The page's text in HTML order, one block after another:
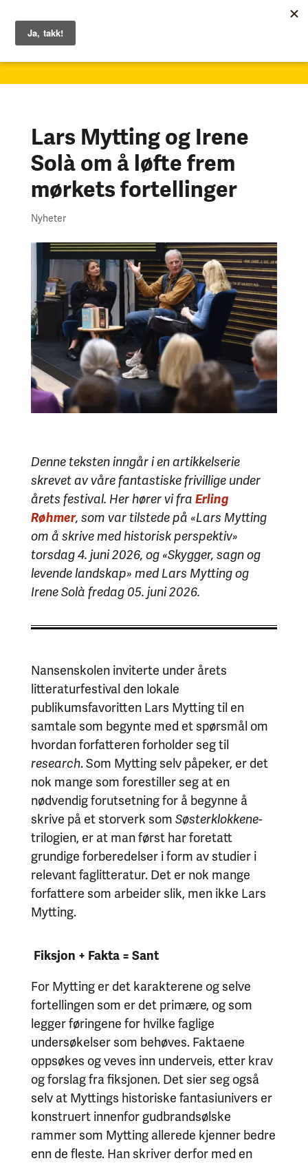
Lars Mytting og Irene
Solà om å løfte frem
mørkets fortellinger
Nyheter
Denne teksten inngår i en artikkelserie
skrevet av våre fantastiske frivillige under
årets festival. Her hører vi fra Erling
Røhmer, som var tilstede på «Lars Mytting
om å skrive med historisk perspektiv»
torsdag 4. juni 2026, og «Skygger, sagn og
levende landskap» med Lars Mytting og
Irene Solà fredag 05. juni 2026.
Nansenskolen inviterte under årets
litteraturfestival den lokale
publikumsfavoritten Lars Mytting til en
samtale som begynte med et spørsmål om
hvordan forfatteren forholder seg til
research. Som Mytting selv påpeker, er det
nok mange som forestiller seg at en
nødvendig forutsetning for å begynne å
skrive på et storverk som Søsterklokkene-
trilogien, er at man først har foretatt
grundige forberedelser i form av studier i
relevant faglitteratur. Det er nok mange
forfattere som arbeider slik, men ikke Lars
Mytting.
Fiksjon + Fakta = Sant
For Mytting er det karakterene og selve
fortellingen som er det primære, og som
legger føringene for hvilke faglige
undersøkelser som behøves. Faktaene
oppsøkes og veves inn underveis, etter krav
og forslag fra fiksjonen. Det sier seg også
selv at Myttings historiske fantasiunivers er
konstruert innenfor gudbrandsølske
rammer som Mytting allerede kjenner bedre
enn de fleste. Han skriver derfor med en